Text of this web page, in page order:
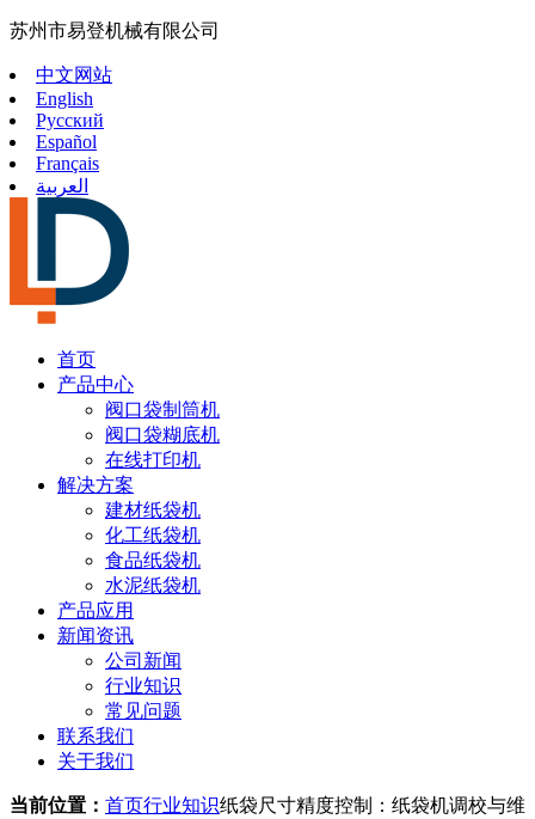
苏州市易登机械有限公司
中文网站
English
Русский
Español
Français
العربية
首页
产品中心
阀口袋制筒机
阀口袋糊底机
在线打印机
解决方案
建材纸袋机
化工纸袋机
食品纸袋机
水泥纸袋机
产品应用
新闻资讯
公司新闻
行业知识
常见问题
联系我们
关于我们
当前位置： 首页行业知识纸袋尺寸精度控制：纸袋机调校与维